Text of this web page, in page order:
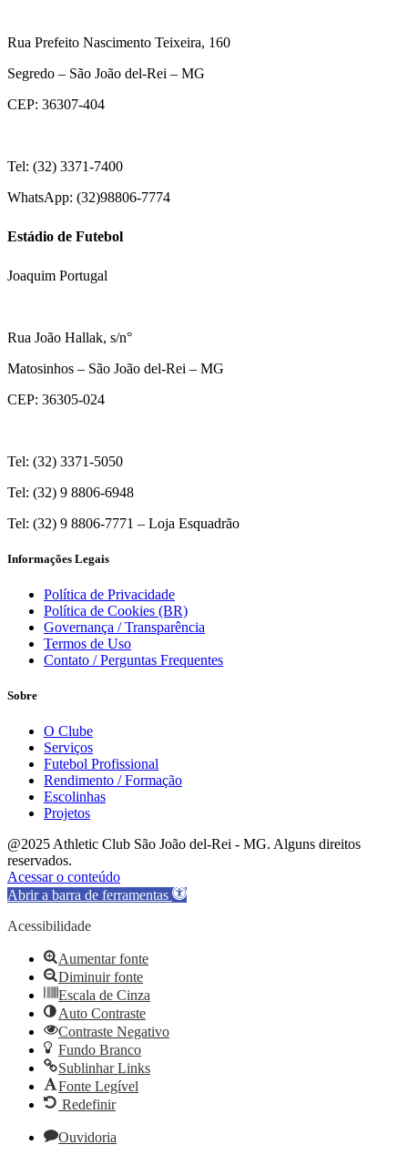
Rua Prefeito Nascimento Teixeira, 160
Segredo – São João del-Rei – MG
CEP: 36307-404
Tel: (32) 3371-7400
WhatsApp: (32)98806-7774
Estádio de Futebol
Joaquim Portugal
Rua João Hallak, s/n°
Matosinhos – São João del-Rei – MG
CEP: 36305-024
Tel: (32) 3371-5050
Tel: (32) 9 8806-6948
Tel: (32) 9 8806-7771 – Loja Esquadrão
Informações Legais
Política de Privacidade
Política de Cookies (BR)
Governança / Transparência
Termos de Uso
Contato / Perguntas Frequentes
Sobre
O Clube
Serviços
Futebol Profissional
Rendimento / Formação
Escolinhas
Projetos
@2025 Athletic Club São João del-Rei - MG. Alguns direitos
reservados.
Acessar o conteúdo
Abrir a barra de ferramentas
Acessibilidade
Aumentar fonte
Diminuir fonte
Escala de Cinza
Auto Contraste
Contraste Negativo
Fundo Branco
Sublinhar Links
Fonte Legível
Redefinir
Ouvidoria